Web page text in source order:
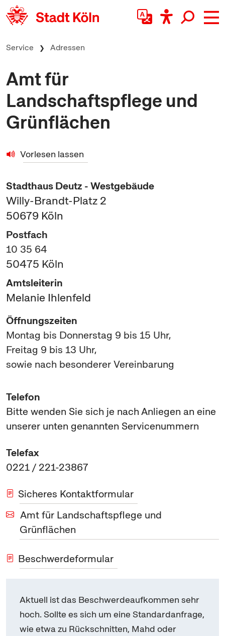
zum Inhalt springen
Service Adressen
Amt für
Landschaftspflege und
Grünflächen
Vorlesen lassen
Stadthaus Deutz - Westgebäude
Willy-Brandt-Platz 2
50679 Köln
Postfach
10 35 64
50475 Köln
Amtsleiterin
Melanie Ihlenfeld
Öffnungszeiten
Montag bis Donnerstag 9 bis 15 Uhr,
Freitag 9 bis 13 Uhr,
sowie nach besonderer Vereinbarung
Telefon
Bitte wenden Sie sich je nach Anliegen an eine
unserer unten genannten Servicenummern
Telefax
0221 / 221-23867
Sicheres Kontaktformular
Amt für Landschaftspflege und
Grünflächen
Beschwerdeformular
Aktuell ist das Beschwerdeaufkommen sehr
hoch. Sollte es sich um eine Standardanfrage,
wie etwa zu Rückschnitten, Mahd oder